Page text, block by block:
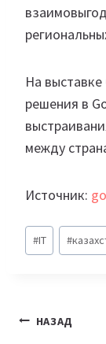
На
решения в
между
Источник:
Метки
записи:
#IT #
НАЗАД